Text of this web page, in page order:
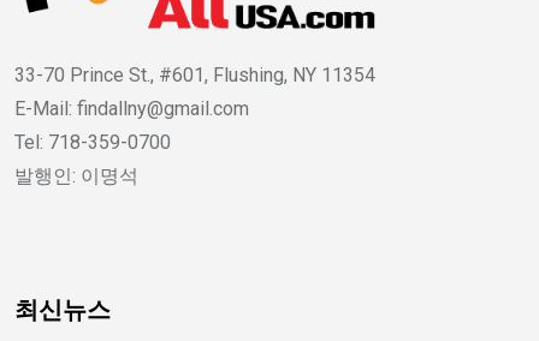
33-70 Prince St., #601, Flushing, NY 11354
E-Mail: findallny@gmail.com
Tel: 718-359-0700
발행인: 이명석
최신뉴스